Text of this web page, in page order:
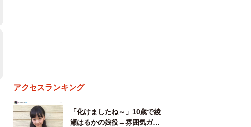
アクセスランキング
「化けましたね～」10歳で綾
瀬はるかの娘役→雰囲気ガラ